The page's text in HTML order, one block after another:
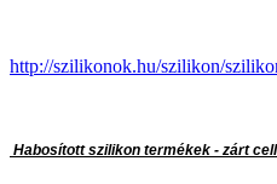
http://szilikonok.hu/szilikon/
Habosított szilikon termékek - zárt